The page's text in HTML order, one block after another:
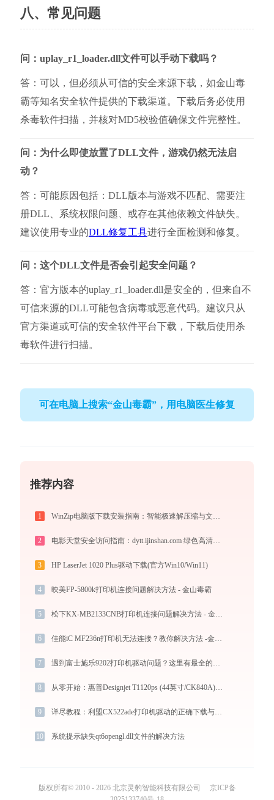
八、常见问题
问：uplay_r1_loader.dll文件可以手动下载吗？
答：可以，但必须从可信的安全来源下载，如金山毒
霸等知名安全软件提供的下载渠道。下载后务必使用
杀毒软件扫描，并核对MD5校验值确保文件完整性。
问：为什么即使放置了DLL文件，游戏仍然无法启
动？
答：可能原因包括：DLL版本与游戏不匹配、需要注
册DLL、系统权限问题、或存在其他依赖文件缺失。
建议使用专业的DLL修复工具进行全面检测和修复。
问：这个DLL文件是否会引起安全问题？
答：官方版本的uplay_r1_loader.dll是安全的，但来自不
可信来源的DLL可能包含病毒或恶意代码。建议只从
官方渠道或可信的安全软件平台下载，下载后使用杀
毒软件进行扫描。
可在电脑上搜索“金山毒霸”，用电脑医生修复
推荐内容
1
2 电影天堂安全访问指南：dytt.ijinshan.com 绿色高清影视资源获取秘籍
3 HP LaserJet 1020 Plus驱动下载(官方Win10/Win11)
4 映美FP-5800k打印机连接问题解决方法 - 金山毒霸
5 松下KX-MB2133CNB打印机连接问题解决方法 - 金山毒霸
6 佳能iC MF236n打印机无法连接？教你解决方法 -金山毒霸
7
8 从零开始：惠普Designjet T1120ps (44英寸/CK840A)打印机驱动的下载及安装流程
9 详尽教程：利盟CX522ade打印机驱动的正确下载与安装方式
10 系统提示缺失qt6opengl.dll文件的解决方法
版权所有© 2010 - 2026 北京灵豹智能科技有限公司
京ICP备